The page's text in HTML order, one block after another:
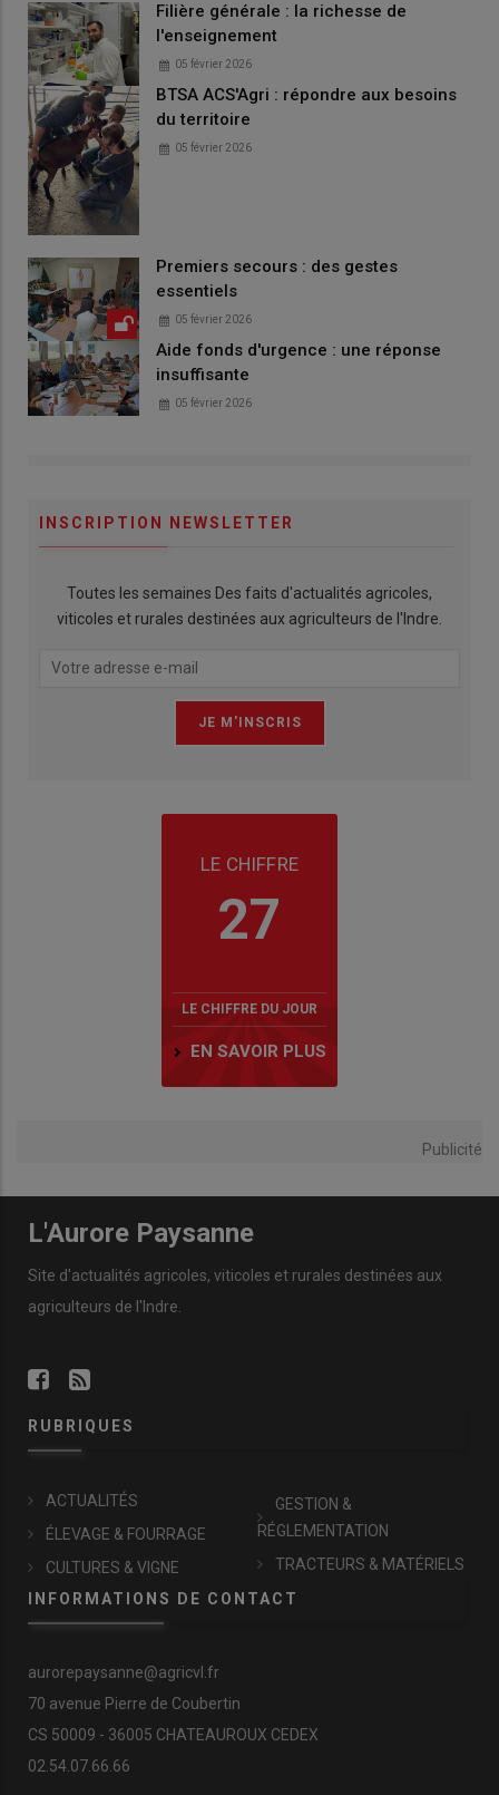
Filière générale : la richesse de
l'enseignement
05 février 2026
BTSA ACS'Agri : répondre aux besoins
du territoire
05 février 2026
Premiers secours : des gestes
essentiels
05 février 2026
Aide fonds d'urgence : une réponse
insuffisante
05 février 2026
INSCRIPTION NEWSLETTER
Toutes les semaines Des faits d'actualités agricoles,
viticoles et rurales destinées aux agriculteurs de l'Indre.
LE CHIFFRE
27
LE CHIFFRE DU JOUR
EN SAVOIR PLUS
Publicité
L'Aurore Paysanne
Site d'actualités agricoles, viticoles et rurales destinées aux
agriculteurs de l'Indre.
RUBRIQUES
ACTUALITÉS
ÉLEVAGE & FOURRAGE
CULTURES & VIGNE
GESTION &
RÉGLEMENTATION
TRACTEURS & MATÉRIELS
INFORMATIONS DE CONTACT
aurorepaysanne@agricvl.fr
70 avenue Pierre de Coubertin
CS 50009 - 36005 CHATEAUROUX CEDEX
02.54.07.66.66